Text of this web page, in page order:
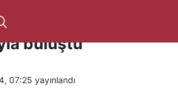
Florya’da
buluştu
07:25 yayınlandı